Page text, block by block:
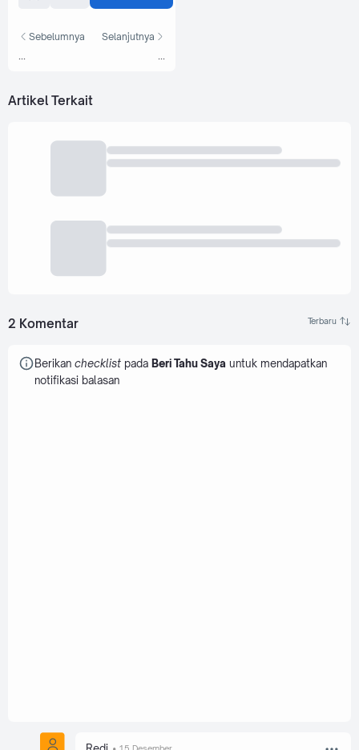
Sebelumnya
...
Selanjutnya
...
Artikel Terkait
2 Komentar
Berikan checklistpada Beri Tahu Saya untuk mendapatkan
notifikasi balasan